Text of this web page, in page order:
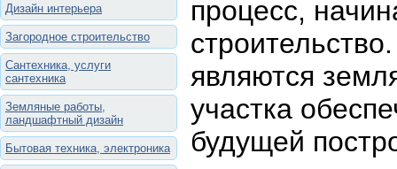
Дизайн интерьера
Загородное строительство
Сантехника, услуги
сантехника
Земляные работы,
ландшафтный дизайн
Бытовая техника, электроника
процесс,
являются
участка
будущей